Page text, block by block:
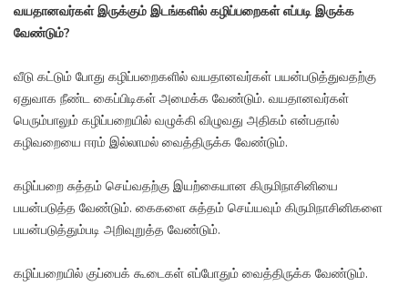
வயதானவர்கள் இருக்கும் இடங்களில் கழிப்பறைகள் எப்படி இருக்க
வேண்டும்?
வீடு கட்டும் போது கழிப்பறைகளில் வயதானவர்கள் பயன்படுத்துவதற்கு
ஏதுவாக நீண்ட கைப்பிடிகள் அமைக்க வேண்டும். வயதானவர்கள்
பெரும்பாலும் கழிப்பறையில் வழுக்கி விழுவது அதிகம் என்பதால்
கழிவறையை ஈரம் இல்லாமல் வைத்திருக்க வேண்டும்.
கழிப்பறை சுத்தம் செய்வதற்கு இயற்கையான கிருமிநாசினியை
பயன்படுத்த வேண்டும். கைகளை சுத்தம் செய்யவும் கிருமிநாசினிகளை
பயன்படுத்தும்படி அறிவுறுத்த வேண்டும்.
கழிப்பறையில் குப்பைக் கூடைகள் எப்போதும் வைத்திருக்க வேண்டும்.